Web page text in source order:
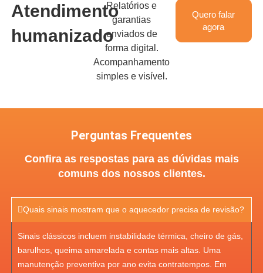
Atendimento
humanizado
Relatórios e
garantias
enviados de
forma digital.
Acompanhamento
simples e visível.
Quero falar
agora
Perguntas Frequentes
Confira as respostas para as dúvidas mais
comuns dos nossos clientes.
Quais sinais mostram que o aquecedor precisa de revisão?
Sinais clássicos incluem instabilidade térmica, cheiro de gás,
barulhos, queima amarelada e contas mais altas. Uma
manutenção preventiva por ano evita contratempos. Em